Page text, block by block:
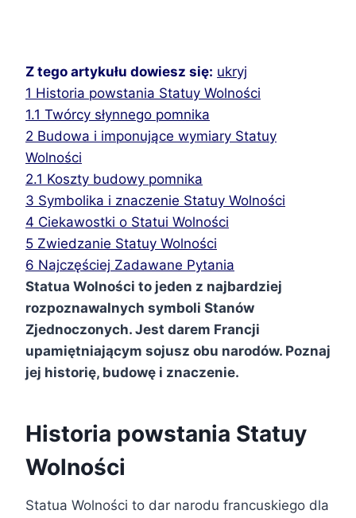
Z tego artykułu dowiesz się: ukryj
1 Historia powstania Statuy Wolności
1.1 Twórcy słynnego pomnika
2 Budowa i imponujące wymiary Statuy
Wolności
2.1 Koszty budowy pomnika
3 Symbolika i znaczenie Statuy Wolności
4 Ciekawostki o Statui Wolności
5 Zwiedzanie Statuy Wolności
6 Najczęściej Zadawane Pytania
Statua Wolności to jeden z najbardziej
rozpoznawalnych symboli Stanów
Zjednoczonych. Jest darem Francji
upamiętniającym sojusz obu narodów. Poznaj
jej historię, budowę i znaczenie.
Historia powstania Statuy
Wolności
Statua Wolności to dar narodu francuskiego dla